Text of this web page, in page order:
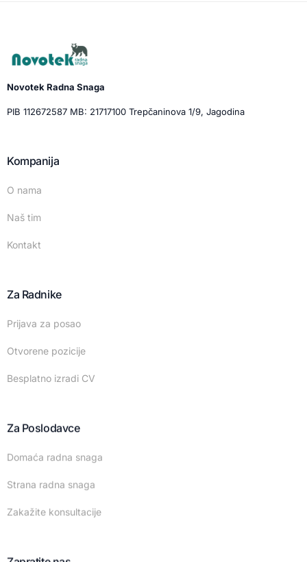
Novotek Radna Snaga
PIB 112672587 MB: 21717100 Trepčaninova 1/9, Jagodina
Kompanija
O nama
Naš tim
Kontakt
Za Radnike
Prijava za posao
Otvorene pozicije
Besplatno izradi CV
Za Poslodavce
Domaća radna snaga
Strana radna snaga
Zakažite konsultacije